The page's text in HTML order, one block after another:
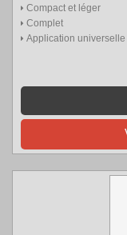
Compact et léger
Complet
Application universelle